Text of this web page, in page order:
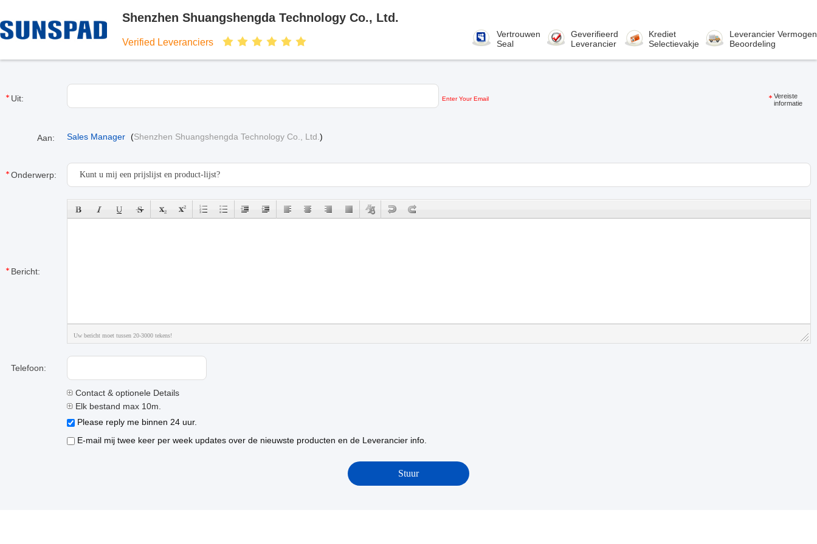
Shenzhen Shuangshengda Technology Co., Ltd.
Verified Leveranciers
Vertrouwen
Seal
Geverifieerd
Leverancier
Krediet
Selectievakje
Leverancier Vermogen
Beoordeling
Uit: Enter Your Email
Vereiste
informatie
Aan: Sales Manager (Shenzhen Shuangshengda Technology Co., Ltd. )
Onderwerp:
Bericht:
Uw bericht moet tussen 20-3000 tekens!
Telefoon:
Contact & optionele Details
Elk bestand max 10m.
Please reply me binnen 24 uur.
E-mail mij twee keer per week updates over de nieuwste producten en de Leverancier info.